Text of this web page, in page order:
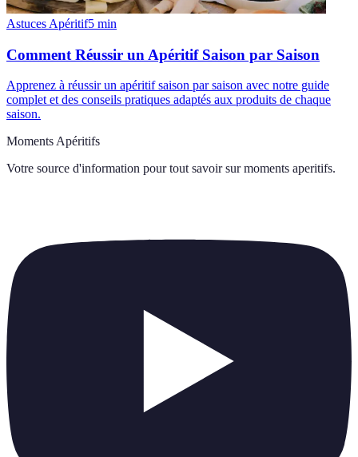
Astuces Apéritif5 min
Comment Réussir un Apéritif Saison par Saison
Apprenez à réussir un apéritif saison par saison avec notre guide
complet et des conseils pratiques adaptés aux produits de chaque
saison.
Moments Apéritifs
Votre source d'information pour tout savoir sur moments aperitifs.